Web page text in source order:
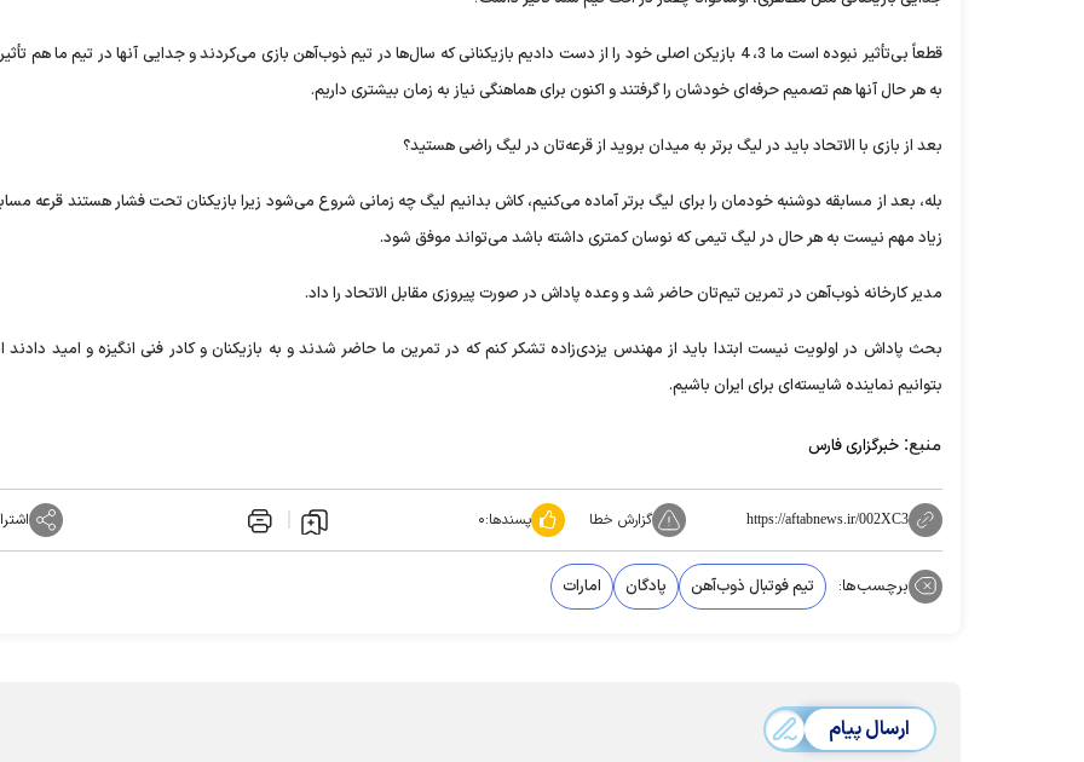
قطعاً بی‌تأثیر نبوده است ما 3، 4 بازیکن اصلی خود را از دست دادیم بازیکنانی که سال‌ها در تیم ذوب‌آهن بازی می‌کردند و جدایی آنها در تیم ما هم
به هر حال آنها هم تصمیم حرفه‌ای خودشان را گرفتند و اکنون برای هماهنگی نیاز به زمان بیشتری داریم.
بعد از بازی با الاتحاد باید در لیگ برتر به میدان بروید از قرعه‌تان در لیگ راضی هستید؟
بله، بعد از مسابقه دوشنبه خودمان را برای لیگ برتر آماده می‌کنیم، کاش بدانیم لیگ چه زمانی شروع می‌شود زیرا بازیکنان تحت فشار هستند قرعه
زیاد مهم نیست به هر حال در لیگ تیمی که نوسان کمتری داشته باشد می‌تواند موفق شود.
مدیر کارخانه ذوب‌آهن در تمرین تیم‌تان حاضر شد و وعده پاداش در صورت پیروزی مقابل الاتحاد را داد.
بحث پاداش در اولویت نیست ابتدا باید از مهندس یزدی‌زاده تشکر کنم که در تمرین ما حاضر شدند و به بازیکنان و کادر فنی انگیزه و امید دادند
بتوانیم نماینده شایسته‌ای برای ایران باشیم.
منبع: خبرگزاری فارس
https://aftabnews.ir/002XC3 گزارش خطا پسندها:۰
برچسب‌ها: تیم فوتبال ذوب‌آهن پادگان امارات
ارسال پیام